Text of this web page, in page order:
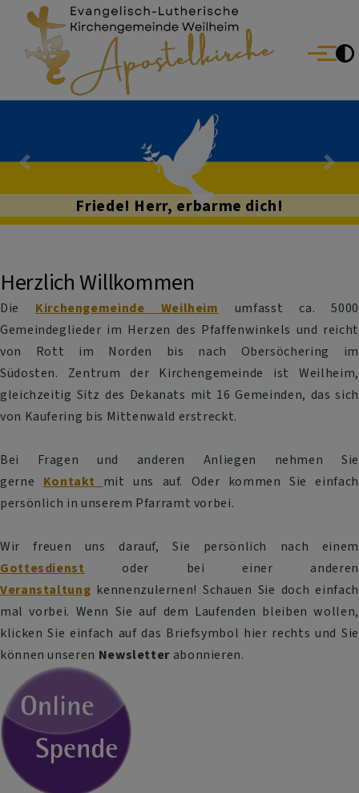
Direkt zum Inhalt
Evang.-Luth. Kirchengemeinde Weilheim
Menü
Friede! Herr, erbarme dich!
Previous Next
Herzlich Willkommen
Die Kirchengemeinde Weilheim umfasst ca. 5000
Gemeindeglieder im Herzen des Pfaffenwinkels und reicht
von Rott im Norden bis nach Obersöchering im
Südosten. Zentrum der Kirchengemeinde ist Weilheim,
gleichzeitig Sitz des Dekanats mit 16 Gemeinden, das sich
von Kaufering bis Mittenwald erstreckt.
Bei Fragen und anderen Anliegen nehmen Sie
gerne Kontakt
mit uns auf. Oder kommen Sie einfach
persönlich in unserem Pfarramt vorbei.
Wir freuen uns darauf, Sie persönlich nach einem
Gottesdienst oder bei einer anderen
Veranstaltung kennenzulernen! Schauen Sie doch einfach
mal vorbei. Wenn Sie auf dem Laufenden bleiben wollen,
klicken Sie einfach auf das Briefsymbol hier rechts und Sie
können unseren Newsletter abonnieren.